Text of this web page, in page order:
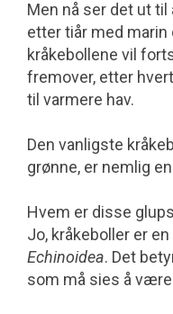
Men nå ser det ut til
etter tiår med
kråkebollene vil
fremover, etter
til varmere hav.
Den vanligste
grønne, er nemlig
Hvem er disse
Jo, kråkeboller er
Echinoidea. Det
som må sies å